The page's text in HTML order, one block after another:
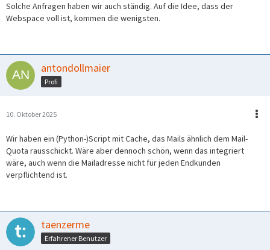
Solche Anfragen haben wir auch ständig. Auf die Idee, dass der
Webspace voll ist, kommen die wenigsten.
antondollmaier
Profi
10. Oktober 2025
Wir haben ein (Python-)Script mit Cache, das Mails ähnlich dem Mail-
Quota rausschickt. Wäre aber dennoch schön, wenn das integriert
wäre, auch wenn die Mailadresse nicht für jeden Endkunden
verpflichtend ist.
taenzerme
Erfahrener Benutzer